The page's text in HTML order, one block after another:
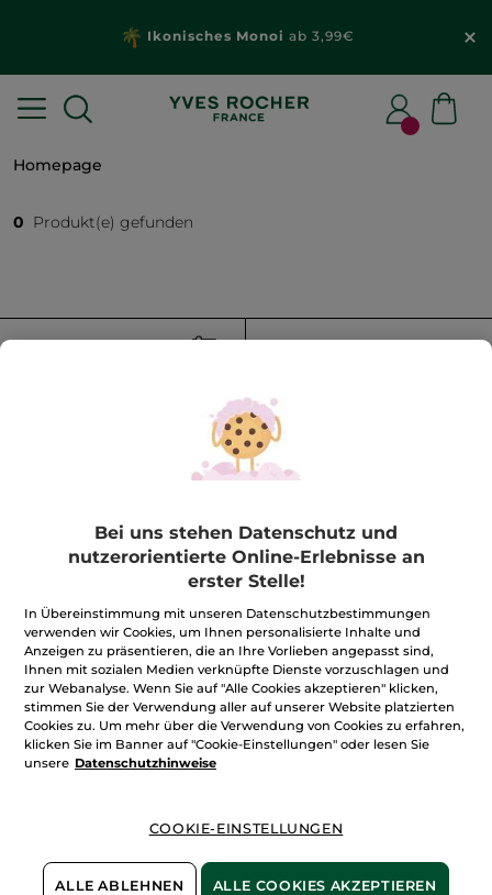
Ikonisches Monoi ab 3,99€
Homepage
0 Produkt(e) gefunden
FILTER SORTIEREN NACH
100%unserer Aktivstoffe
sindpflanzlich
Wir bewirtschaften
unsere Felder
biologisch
Mehr entdecken
Bei uns stehen Datenschutz und
nutzerorientierte Online-Erlebnisse an
erster Stelle!
In Übereinstimmung mit unseren Datenschutzbestimmungen
verwenden wir Cookies, um Ihnen personalisierte Inhalte und
Anzeigen zu präsentieren, die an Ihre Vorlieben angepasst sind,
Ihnen mit sozialen Medien verknüpfte Dienste vorzuschlagen und
zur Webanalyse. Wenn Sie auf "Alle Cookies akzeptieren" klicken,
stimmen Sie der Verwendung aller auf unserer Website platzierten
Cookies zu. Um mehr über die Verwendung von Cookies zu erfahren,
klicken Sie im Banner auf "Cookie-Einstellungen" oder lesen Sie
unsere Datenschutzhinweise
COOKIE-EINSTELLUNGEN
ALLE ABLEHNEN ALLE COOKIES AKZEPTIEREN